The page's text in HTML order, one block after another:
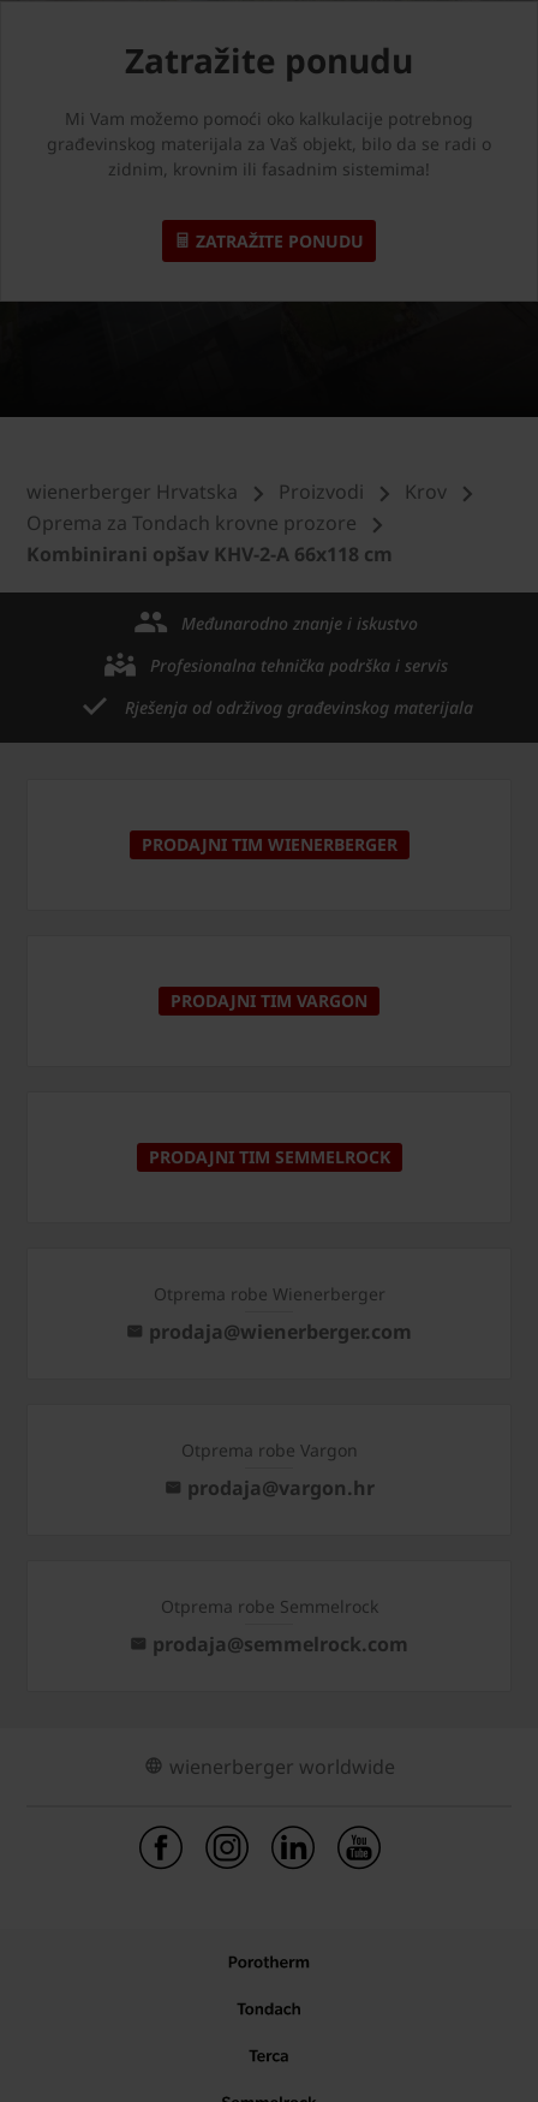
Zatražite ponudu
Mi Vam možemo pomoći oko kalkulacije potrebnog
građevinskog materijala za Vaš objekt, bilo da se radi o
zidnim, krovnim ili fasadnim sistemima!
ZATRAŽITE PONUDU
wienerberger Hrvatska Proizvodi
Krov
Oprema za Tondach krovne prozore
Kombinirani opšav KHV-2-A 66x118 cm
Međunarodno znanje i iskustvo
Profesionalna tehnička podrška i servis
Rješenja od održivog građevinskog materijala
PRODAJNI TIM WIENERBERGER
PRODAJNI TIM VARGON
PRODAJNI TIM SEMMELROCK
Otprema robe Wienerberger
prodaja@wienerberger.com
Otprema robe Vargon
prodaja@vargon.hr
Otprema robe Semmelrock
prodaja@semmelrock.com
wienerberger worldwide